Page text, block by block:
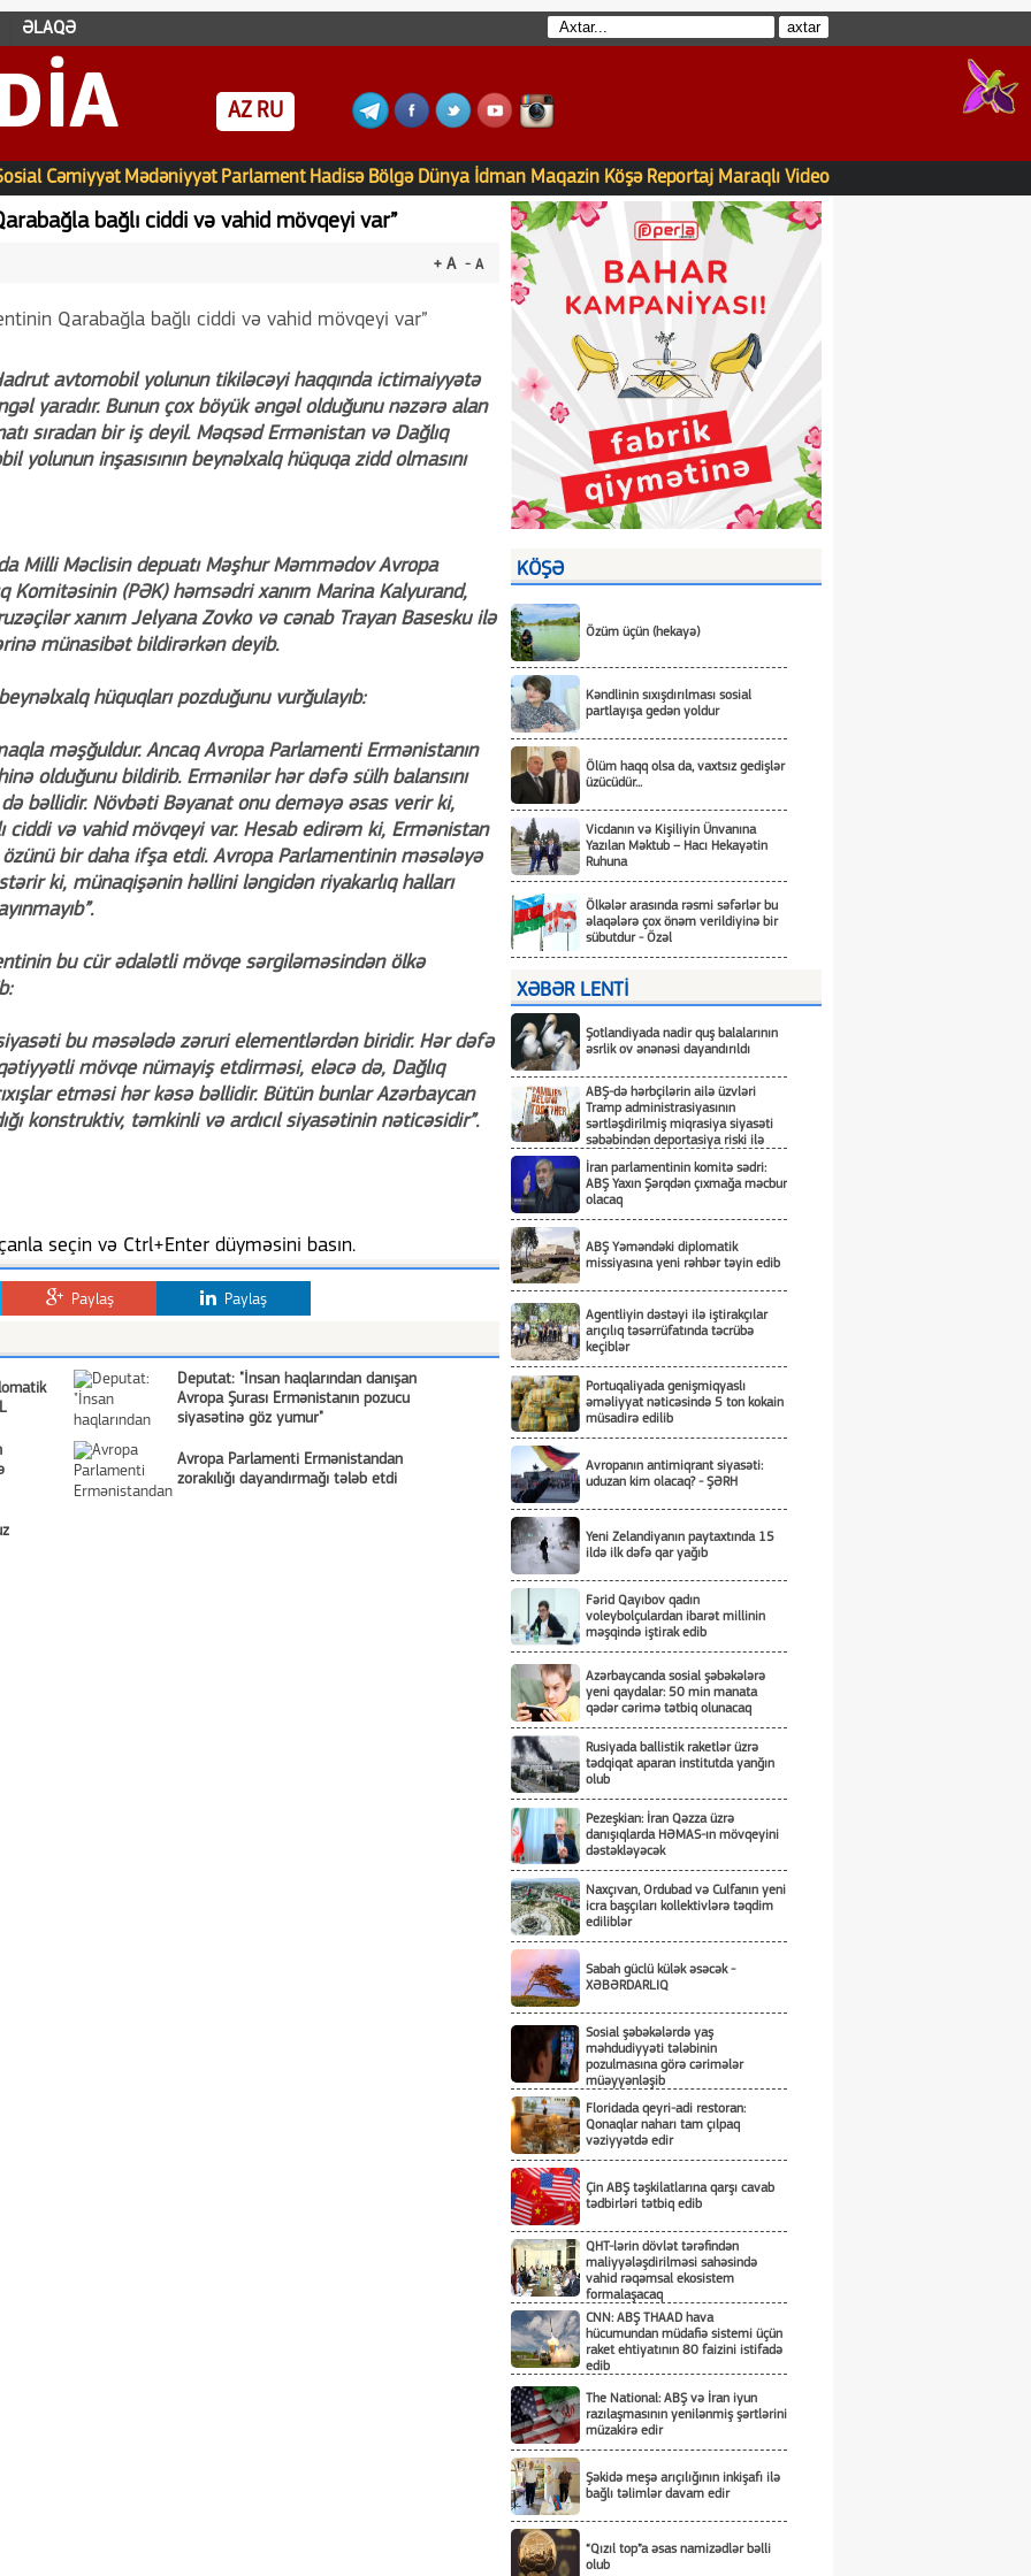
ƏLAQƏ
AZ RU
Cəmiyyət Mədəniyyət Parlament Hadisə Bölgə Dünya İdman Maqazin Köşə Reportaj Maraqlı Video
bağlı ciddi və vahid mövqeyi var”
+ A - A
avtomobil yolunun tikiləcəyi haqqında ictimaiyyətə
yaradır. Bunun çox böyük əngəl olduğunu nəzərə alan
sıradan bir iş deyil. Məqsəd Ermənistan və Dağlıq
yolunun inşasısının beynəlxalq hüquqa zidd olmasını
Milli Məclisin depuatı Məşhur Məmmədov Avropa
Komitəsinin (PƏK) həmsədri xanım Marina Kalyurand,
xanım Jelyana Zovko və cənab Trayan Basesku ilə
münasibət bildirərkən deyib.
hüquqları pozduğunu vurğulayıb:
məşğuldur. Ancaq Avropa Parlamenti Ermənistanın
olduğunu bildirib. Ermənilər hər dəfə sülh balansını
bəllidir. Növbəti Bəyanat onu deməyə əsas verir ki,
ciddi və vahid mövqeyi var. Hesab edirəm ki, Ermənistan
bir daha ifşa etdi. Avropa Parlamentinin məsələyə
ki, münaqişənin həllini ləngidən riyakarlıq halları
bu cür ədalətli mövqe sərgiləməsindən ölkə
bu məsələdə zəruri elementlərdən biridir. Hər dəfə
mövqe nümayiş etdirməsi, eləcə də, Dağlıq
etməsi hər kəsə bəllidir. Bütün bunlar Azərbaycan
konstruktiv, təmkinli və ardıcıl siyasətinin nəticəsidir”.
seçin və Ctrl+Enter düyməsini basın.
Paylaş Paylaş
Deputat: "İnsan haqlarından danışan
Avropa Şurası Ermənistanın pozucu
siyasətinə göz yumur"
Avropa Parlamenti Ermənistandan
zorakılığı dayandırmağı tələb etdi
KÖŞƏ
Özüm üçün (hekayə)
Kəndlinin sıxışdırılması sosial
partlayışa gedən yoldur
Ölüm haqq olsa da, vaxtsız gedişlər
üzücüdür...
Vicdanın və Kişiliyin Ünvanına
Yazılan Məktub – Hacı Hekayətin
Ruhuna
Ölkələr arasında rəsmi səfərlər bu
əlaqələrə çox önəm verildiyinə bir
sübutdur - Özəl
XƏBƏR LENTİ
Şotlandiyada nadir quş balalarının
əsrlik ov ənənəsi dayandırıldı
ABŞ-də hərbçilərin ailə üzvləri
Tramp administrasiyasının
sərtləşdirilmiş miqrasiya siyasəti
səbəbindən deportasiya riski ilə
üzləşiblər
İran parlamentinin komitə sədri:
ABŞ Yaxın Şərqdən çıxmağa məcbur
olacaq
ABŞ Yəməndəki diplomatik
missiyasına yeni rəhbər təyin edib
Agentliyin dəstəyi ilə iştirakçılar
arıçılıq təsərrüfatında təcrübə
keçiblər
Portuqaliyada genişmiqyaslı
əməliyyat nəticəsində 5 ton kokain
müsadirə edilib
Avropanın antimiqrant siyasəti:
uduzan kim olacaq? - ŞƏRH
Yeni Zelandiyanın paytaxtında 15
ildə ilk dəfə qar yağıb
Fərid Qayıbov qadın
voleybolçulardan ibarət millinin
məşqində iştirak edib
Azərbaycanda sosial şəbəkələrə
yeni qaydalar: 50 min manata
qədər cərimə tətbiq olunacaq
Rusiyada ballistik raketlər üzrə
tədqiqat aparan institutda yanğın
olub
Pezeşkian: İran Qəzza üzrə
danışıqlarda HƏMAS-ın mövqeyini
dəstəkləyəcək
Naxçıvan, Ordubad və Culfanın yeni
icra başçıları kollektivlərə təqdim
ediliblər
Sabah güclü külək əsəcək -
XƏBƏRDARLIQ
Sosial şəbəkələrdə yaş
məhdudiyyəti tələbinin
pozulmasına görə cərimələr
müəyyənləşib
Floridada qeyri-adi restoran:
Qonaqlar naharı tam çılpaq
vəziyyətdə edir
Çin ABŞ təşkilatlarına qarşı cavab
tədbirləri tətbiq edib
QHT-lərin dövlət tərəfindən
maliyyələşdirilməsi sahəsində
vahid rəqəmsal ekosistem
formalaşacaq
CNN: ABŞ THAAD hava
hücumundan müdafiə sistemi üçün
raket ehtiyatının 80 faizini istifadə
edib
The National: ABŞ və İran iyun
razılaşmasının yenilənmiş şərtlərini
müzakirə edir
Şəkidə meşə arıçılığının inkişafı ilə
bağlı təlimlər davam edir
“Qızıl top”a əsas namizədlər bəlli
olub